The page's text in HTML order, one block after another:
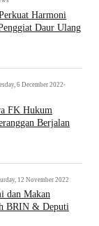
Harmoni
Daur Ulang
6 December 2022 •
FK Hukum
Berjalan
12 November 2022
dan Makan
BRIN & Deputi